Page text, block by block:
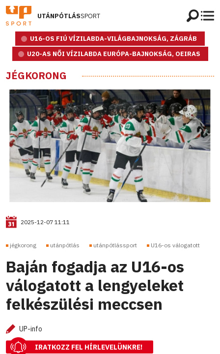
UTÁNPÓTLÁSSPORT
U16-OS FIÚ VÍZILABDA-VILÁGBAJNOKSÁG, ZÁGRÁB
U20-AS NŐI VÍZILABDA EURÓPA-BAJNOKSÁG, OEIRAS
JÉGKORONG
2025-12-07 11:11
jégkorong utánpótlás utánpótlássport U16-os válogatott
Baján fogadja az U16-os
válogatott a lengyeleket
felkészülési meccsen
UP-info
IRATKOZZ FEL HÍRLEVELÜNKRE!